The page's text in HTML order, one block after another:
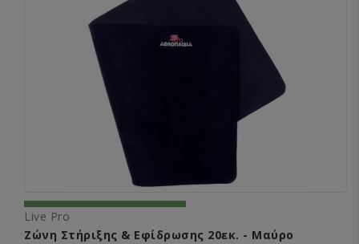
Live Pro
Ζώνη Στήριξης & Εφίδρωσης 20εκ. - Μαύρο